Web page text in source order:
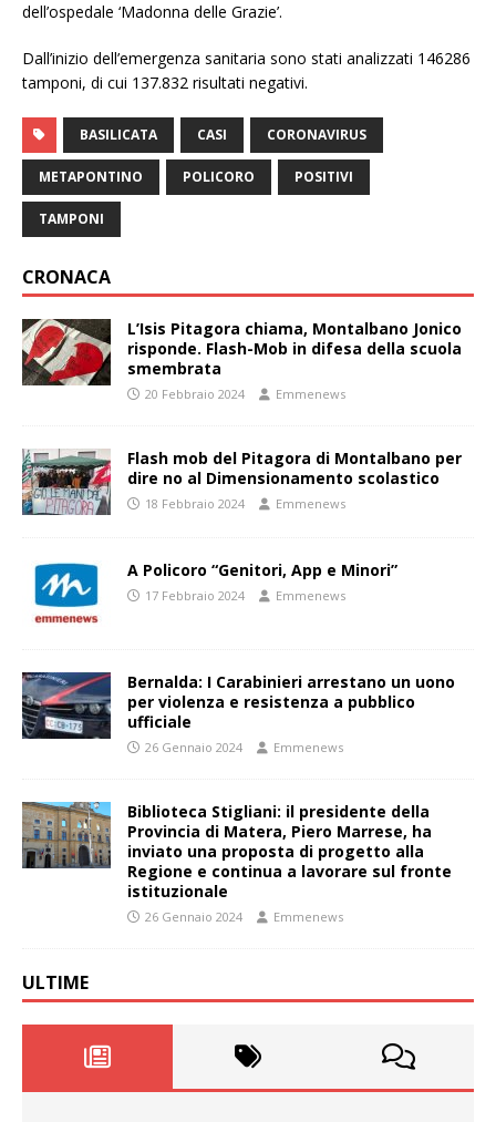
dell’ospedale ‘Madonna delle Grazie’.
Dall’inizio dell’emergenza sanitaria sono stati analizzati 146286
tamponi, di cui 137.832 risultati negativi.
BASILICATA CASI CORONAVIRUS
METAPONTINO POLICORO POSITIVI
TAMPONI
CRONACA
L’Isis Pitagora chiama, Montalbano Jonico
risponde. Flash-Mob in difesa della scuola
smembrata
20 Febbraio 2024 Emmenews
Flash mob del Pitagora di Montalbano per
dire no al Dimensionamento scolastico
18 Febbraio 2024 Emmenews
A Policoro “Genitori, App e Minori”
17 Febbraio 2024 Emmenews
Bernalda: I Carabinieri arrestano un uono
per violenza e resistenza a pubblico
ufficiale
26 Gennaio 2024 Emmenews
Biblioteca Stigliani: il presidente della
Provincia di Matera, Piero Marrese, ha
inviato una proposta di progetto alla
Regione e continua a lavorare sul fronte
istituzionale
26 Gennaio 2024 Emmenews
ULTIME